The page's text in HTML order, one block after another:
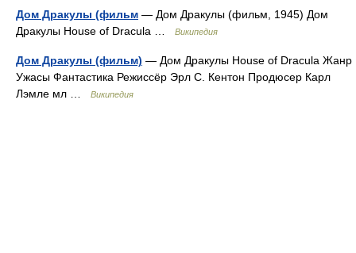
Дом Дракулы (фильм — Дом Дракулы (фильм, 1945) Дом
Дракулы House of Dracula …
Википедия
Дом Дракулы (фильм) — Дом Дракулы House of Dracula Жанр
Ужасы Фантастика Режиссёр Эрл С. Кентон Продюсер Карл
Лэмле мл …
Википедия